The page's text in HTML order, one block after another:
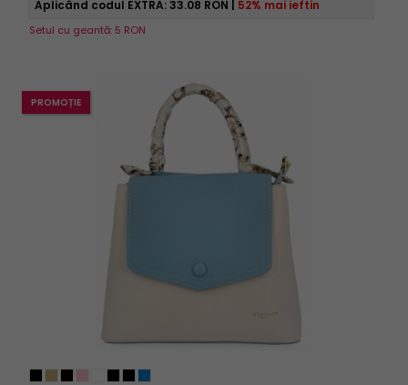
Aplicând codul EXTRA:33.08 RON 52% mai ieftin
Setul cu geantă: 5 RON
PROMOȚIE